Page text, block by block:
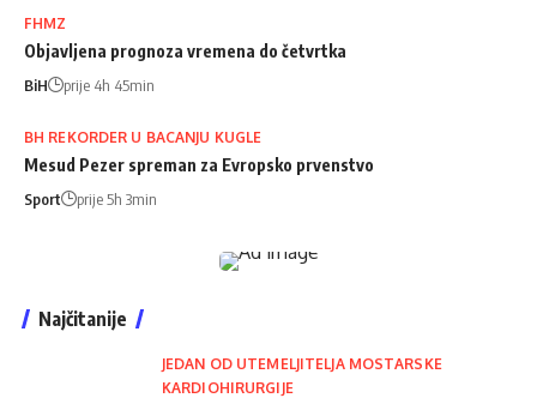
FHMZ
Objavljena prognoza vremena do četvrtka
BiH prije 4h 45min
BH REKORDER U BACANJU KUGLE
Mesud Pezer spreman za Evropsko prvenstvo
Sport prije 5h 3min
Najčitanije
JEDAN OD UTEMELJITELJA MOSTARSKE
KARDIOHIRURGIJE